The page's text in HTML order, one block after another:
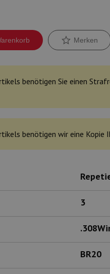
Merken
benötigen Sie einen
benötigen wir eine
3
BR20